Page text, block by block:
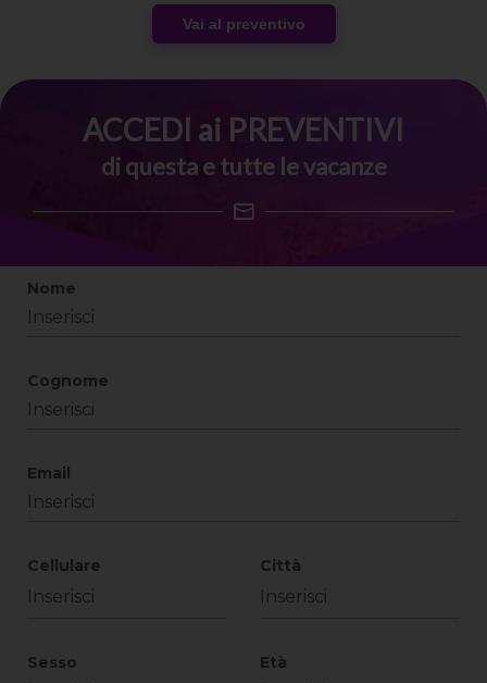
Vai al preventivo
ACCEDI ai PREVENTIVI
di questa e tutte le vacanze
Nome
Cognome
Email
Cellulare Città
Sesso Età